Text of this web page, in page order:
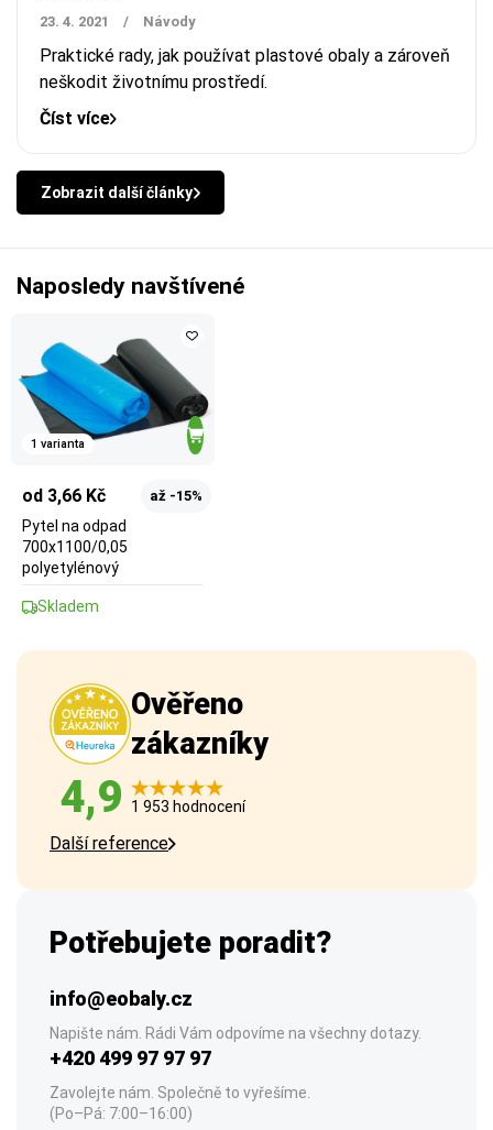
23. 4. 2021 / Návody
Praktické rady, jak používat plastové obaly a zároveň
neškodit životnímu prostředí.
Číst více
Zobrazit další články
Naposledy navštívené
1 varianta
od 3,66 Kč až -15%
Pytel na odpad
700x1100/0,05
polyetylénový
Skladem
Ověřeno
zákazníky
4,9 1 953 hodnocení
Další reference
Potřebujete poradit?
info@eobaly.cz
Napište nám. Rádi Vám odpovíme na všechny dotazy.
+420 499 97 97 97
Zavolejte nám. Společně to vyřešíme.
(Po–Pá: 7:00–16:00)